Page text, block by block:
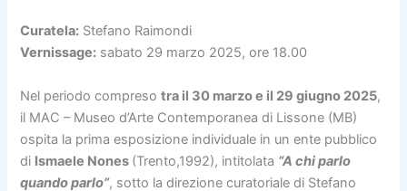
Curatela: Stefano Raimondi
Vernissage: sabato 29 marzo 2025, ore 18.00
Nel periodo compresotra il 30 marzo e il 29 giugno 2025,
il MAC – Museo d’Arte Contemporanea di Lissone (MB)
ospita la prima esposizione individuale in un ente pubblico
di Ismaele Nones (Trento,1992), intitolata “A chi parlo
quando parlo”, sotto la direzione curatoriale di Stefano